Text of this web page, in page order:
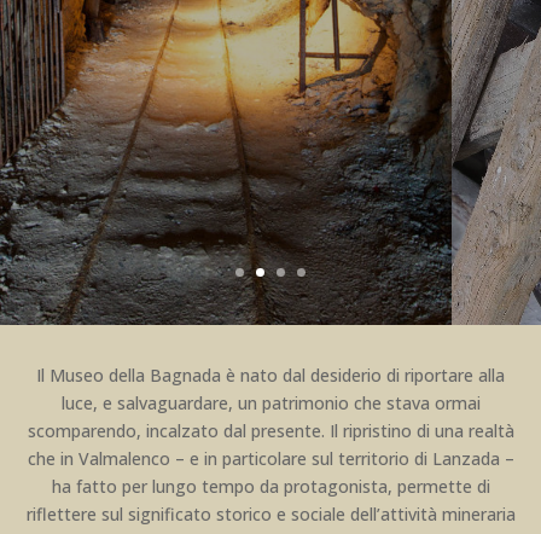
1 2 3 4
Il Museo della Bagnada è nato dal desiderio di riportare alla
luce, e salvaguardare, un patrimonio che stava ormai
scomparendo, incalzato dal presente. Il ripristino di una realtà
che in Valmalenco – e in particolare sul territorio di Lanzada –
ha fatto per lungo tempo da protagonista, permette di
riflettere sul significato storico e sociale dell’attività mineraria